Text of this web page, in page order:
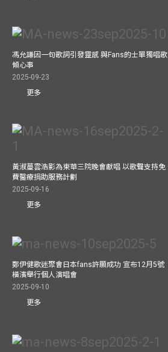
馮允謙因一句歌詞引發靈感 與Fans的士單獨唱歌
傾心事
2025-09-23
更多
黃淑蔓雲浩影為東華三院晚會獻唱 以歌聲支持免
費醫療捐助服務計劃
2025-09-16
更多
鄭伊健歌迷聚會日本fans許願成功 宣布12月5號
橫濱舉行個人演唱會
2025-09-10
更多